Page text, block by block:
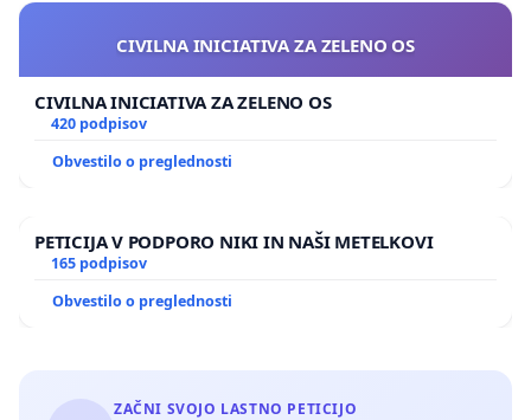
CIVILNA INICIATIVA ZA ZELENO OS
CIVILNA INICIATIVA ZA ZELENO OS
420 podpisov
Obvestilo o preglednosti
PETICIJA V PODPORO NIKI IN NAŠI METELKOVI
165 podpisov
Obvestilo o preglednosti
ZAČNI SVOJO LASTNO PETICIJO